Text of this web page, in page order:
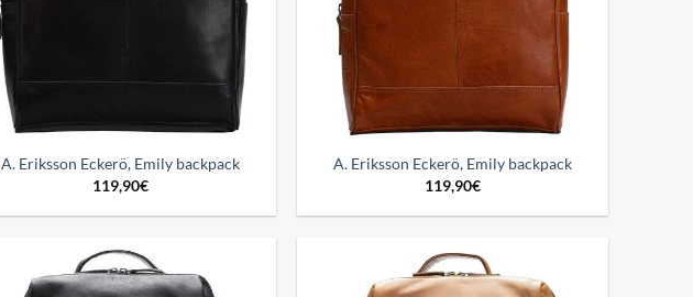
A. Eriksson Eckerö, Emily backpack
119,90€
A. Eriksson Eckerö, Emily backpack
119,90€